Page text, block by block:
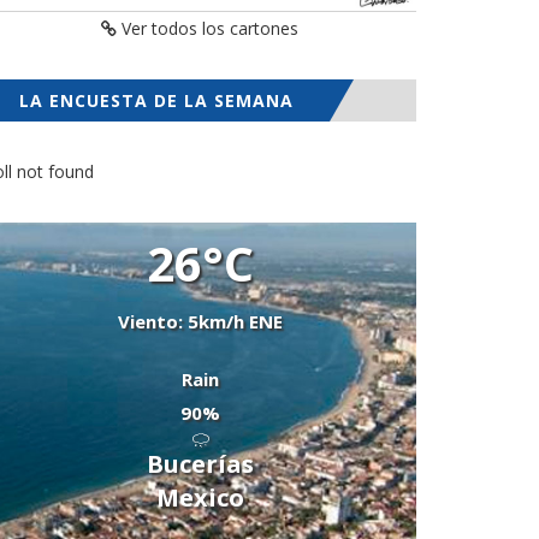
Ver todos los cartones
LA ENCUESTA DE LA SEMANA
not found
26°C
Viento: 5km/h ENE
Rain
90%
Bucerías
Mexico